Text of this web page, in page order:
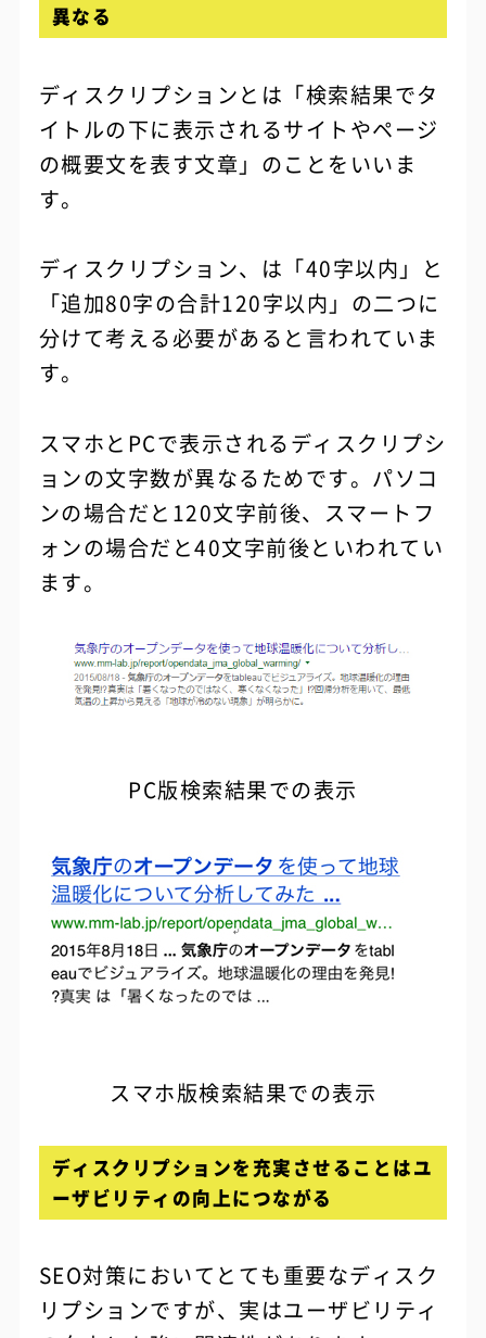
異なる
ディスクリプションとは「検索結果でタ
イトルの下に表示されるサイトやページ
の概要文を表す文章」のことをいいま
す。
ディスクリプション、は「40字以内」と
「追加80字の合計120字以内」の二つに
分けて考える必要があると言われていま
す。
スマホとPCで表示されるディスクリプシ
ョンの文字数が異なるためです。パソコ
ンの場合だと120文字前後、スマートフ
ォンの場合だと40文字前後といわれてい
ます。
PC版検索結果での表示
スマホ版検索結果での表示
ディスクリプションを充実させることはユ
ーザビリティの向上につながる
SEO対策においてとても重要なディスク
リプションですが、実はユーザビリティ